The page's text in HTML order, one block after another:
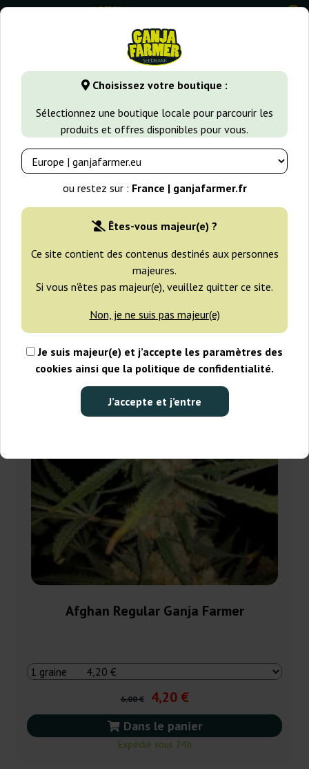
Choisissez votre boutique :
Sélectionnez une boutique locale pour parcourir les
produits et offres disponibles pour vous.
ou restez sur : France | ganjafarmer.fr
Êtes-vous majeur(e) ?
Ce site contient des contenus destinés aux personnes
majeures.
Si vous n’êtes pas majeur(e), veuillez quitter ce site.
Non, je ne suis pas majeur(e)
Je suis majeur(e) et j’accepte les paramètres des
cookies ainsi que la politique de confidentialité.
J’accepte et j’entre
0
GanjaFarmer.fr Types de Graines Graines de Cannabis
Graines de Cannabis Régulières
Voici une collection de graines de cannabis régulières. Les
graines de cette liste ne sont pas féminisées, elles produisent
des plantes mâles et femelles et sont appréciées par les
collectionneurs de l'ancienne école, qui préfèrent une approche
naturelle. Un excellent moyen d'acquérir des génétiques pour la
préservation de l'espèce.
Tri
Afghan Regular Ganja Farmer
6,00 € 4,20 €
Dans le panier
Expédié sous 24h